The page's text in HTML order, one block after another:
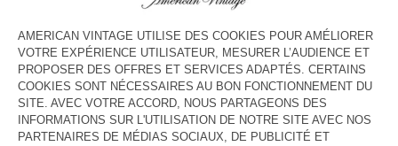
Lundi
10:00 - 22:00
Mardi
10:00 - 22:00
Mercredi
10:00 - 22:00
Jeudi
10:00 - 22:00
Vendredi
10:00 - 22:00
Samedi
10:00 - 22:00